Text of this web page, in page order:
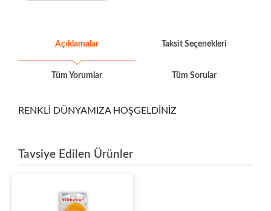
Açıklamalar Taksit Seçenekleri
Tüm Yorumlar Tüm Sorular
RENKLİ DÜNYAMIZA HOŞGELDİNİZ
Tavsiye Edilen Ürünler